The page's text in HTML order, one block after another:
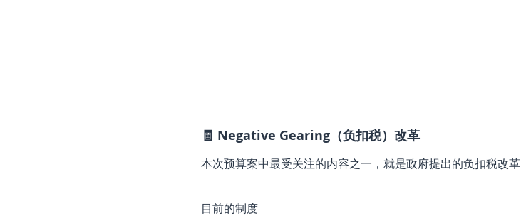
🧾 Negative Gearing（负扣税）改革
本次预算案中最受关注的内容之一，就是政府提出的负扣税改革
目前的制度